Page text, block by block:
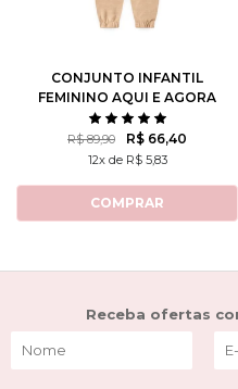
CONJUNTO INFANTIL
FEMININO AQUI E AGORA
R$ 89,90 R$ 66,40
12x de R$ 5,83
COMPRAR
Receba ofertas